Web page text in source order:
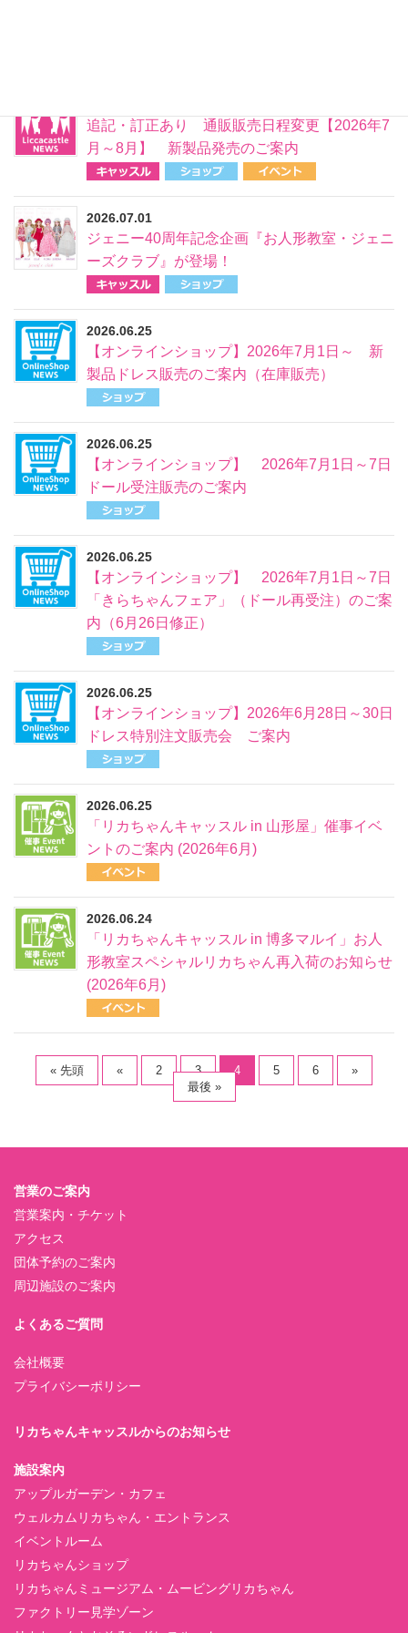
追記・訂正あり 通販販売日程変更【2026年7
月～8月】 新製品発売のご案内
2026.07.01
ジェニー40周年記念企画『お人形教室・ジェニ
ーズクラブ』が登場！
2026.06.25
【オンラインショップ】2026年7月1日～ 新
製品ドレス販売のご案内（在庫販売）
2026.06.25
【オンラインショップ】 2026年7月1日～7日
ドール受注販売のご案内
2026.06.25
【オンラインショップ】 2026年7月1日～7日
「きらちゃんフェア」（ドール再受注）のご案
内（6月26日修正）
2026.06.25
【オンラインショップ】2026年6月28日～30日
ドレス特別注文販売会 ご案内
2026.06.25
「リカちゃんキャッスル in 山形屋」催事イベ
ントのご案内 (2026年6月)
2026.06.24
「リカちゃんキャッスル in 博多マルイ」お人
形教室スペシャルリカちゃん再入荷のお知らせ
(2026年6月)
« 先頭 « 2 3 4 5 6
»
最後 »
営業のご案内
営業案内・チケット
アクセス
団体予約のご案内
周辺施設のご案内
よくあるご質問
会社概要
プライバシーポリシー
リカちゃんキャッスルからのお知らせ
施設案内
アップルガーデン・カフェ
ウェルカムリカちゃん・エントランス
イベントルーム
リカちゃんショップ
リカちゃんミュージアム・ムービングリカちゃん
ファクトリー見学ゾーン